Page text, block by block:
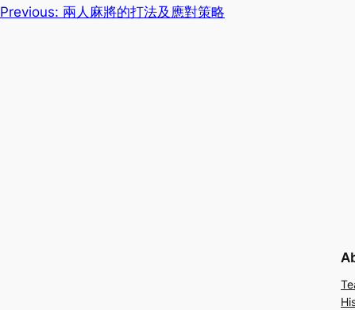
Previous: 兩人麻將的打法及應對策略